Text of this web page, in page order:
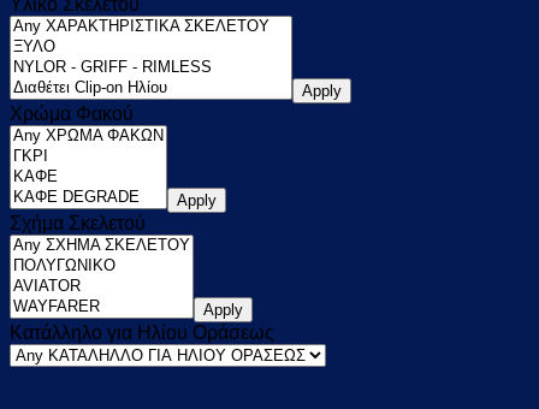
Υλικό Σκελετού
Apply
Χρώμα Φακού
Apply
Σχήμα Σκελετού
Apply
Κατάλληλο για Ηλίου Οράσεως